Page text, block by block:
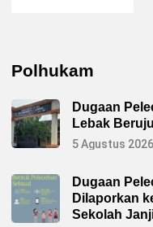
Polhukam
Dugaan
Lebak
5 Agustus 2026
Dugaan
Dilaporkan
Sekolah